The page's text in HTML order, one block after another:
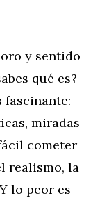
y sentido
qué es?
fascinante:
miradas
cometer
realismo, la
lo peor es